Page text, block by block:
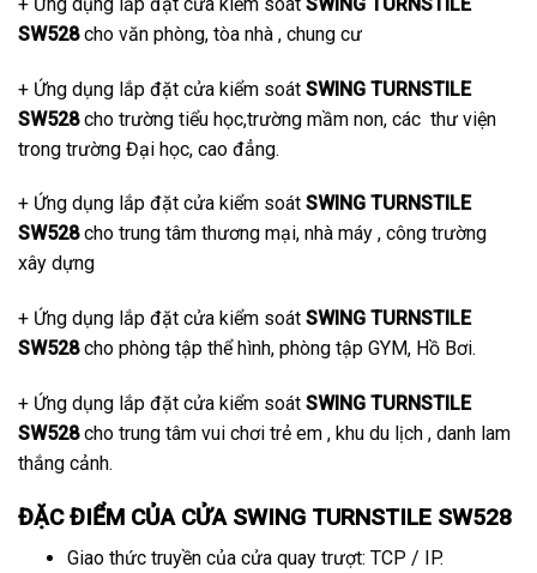
SW528cho văn phòng, tòa nhà , chung cư
+ Ứng dụng lắp đặt cửa kiểm soát SWING TURNSTILE
SW528cho trường tiểu học,trường mầm non, các thư viện
trong trường Đại học, cao đẳng.
+ Ứng dụng lắp đặt cửa kiểm soát SWING TURNSTILE
SW528cho trung tâm thương mại, nhà máy , công trường
xây dựng
+ Ứng dụng lắp đặt cửa kiểm soát SWING TURNSTILE
SW528cho phòng tập thể hình, phòng tập GYM, Hồ Bơi.
+ Ứng dụng lắp đặt cửa kiểm soát SWING TURNSTILE
SW528cho trung tâm vui chơi trẻ em , khu du lịch , danh lam
thắng cảnh.
ĐẶC ĐIỂM CỦA CỬA SWING TURNSTILE SW528
Giao thức truyền của cửa quay trượt: TCP / IP.